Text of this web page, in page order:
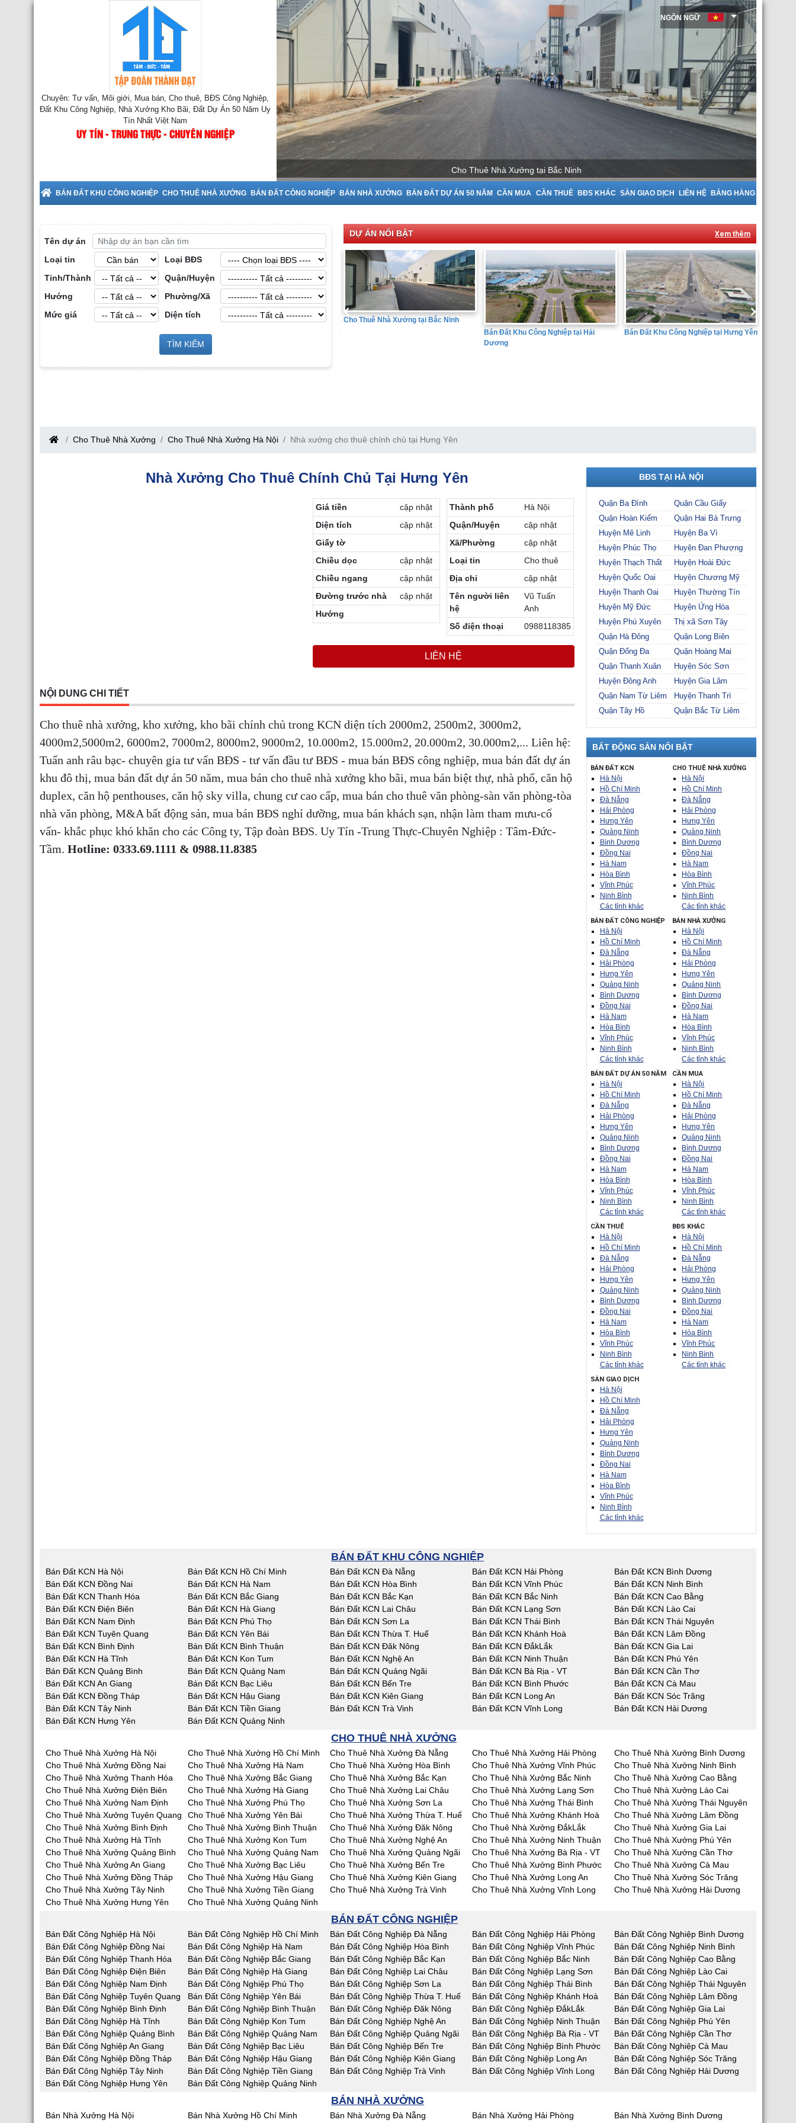
Chuyên: Tư vấn, Môi giới, Mua bán, Cho thuê, BĐS Công Nghiệp,
Đất Khu Công Nghiệp, Nhà Xưởng Kho Bãi, Đất Dự Án 50 Năm Uy
Tín Nhất Việt Nam
UY TÍN - TRUNG THỰC - CHUYÊN NGHIỆP
Cho Thuê Nhà Xưởng tại Bắc Giang
BÁN ĐẤT KHU CÔNG NGHIỆP CHO THUÊ NHÀ XƯỞNG BÁN ĐẤT CÔNG NGHIỆP BÁN NHÀ XƯỞNG BÁN ĐẤT DỰ ÁN 50 NĂM CẦN MUA CẦN THUÊ BĐS KHÁC SÀN GIAO DỊCH LIÊN HỆ BẢNG HÀNG
NGÔN NGỮ
Tên dự án
Loại tin
Loại BĐS
Tỉnh/Thành
Quận/Huyện
Hướng
Phường/Xã
Mức giá
Diện tích
TÌM KIẾM
DỰ ÁN NỔI BẬT Xem thêm
Cho Thuê Nhà Xưởng tại Hưng Yên
Cho Thuê Nhà Xưởng tại Bắc Ninh
Bán Đất Khu Công Nghiệp tại Hưng Yên
Cho Thuê Nhà Xưởng Cho Thuê Nhà Xưởng Hà Nội Nhà xưởng cho thuê chính chủ tại Hưng Yên
Nhà Xưởng Cho Thuê Chính Chủ Tại Hưng Yên
Giá tiền
cập nhật
Diện tích
cập nhật
Giấy tờ
Chiều dọc
cập nhật
Chiều ngang
cập nhật
Đường trước nhà
cập nhật
Hướng
Thành phố
Hà Nội
Quận/Huyện
cập nhật
Xã/Phường
cập nhật
Loại tin
Cho thuê
Địa chỉ
cập nhật
Tên người liên
hệ
Vũ Tuấn
Anh
Số điện thoại
0988118385
LIÊN HỆ
NỘI DUNG CHI TIẾT
Cho thuê nhà xưởng, kho xưởng, kho bãi chính chủ trong KCN diện tích 2000m2, 2500m2, 3000m2,
4000m2,5000m2, 6000m2, 7000m2, 8000m2, 9000m2, 10.000m2, 15.000m2, 20.000m2, 30.000m2,... Liên hệ:
Tuấn anh râu bạc- chuyên gia tư vấn BĐS - tư vấn đầu tư BĐS - mua bán BĐS công nghiệp, mua bán đất dự án
khu đô thị, mua bán đất dự án 50 năm, mua bán cho thuê nhà xưởng kho bãi, mua bán biệt thự, nhà phố, căn hộ
duplex, căn hộ penthouses, căn hộ sky villa, chung cư cao cấp, mua bán cho thuê văn phòng-sàn văn phòng-tòa
nhà văn phòng, M&A bất động sản, mua bán BĐS nghỉ dưỡng, mua bán khách sạn, nhận làm tham mưu-cố
vấn- khắc phục khó khăn cho các Công ty, Tập đoàn BĐS. Uy Tín -Trung Thực-Chuyên Nghiệp : Tâm-Đức-
Tầm. Hotline: 0333.69.1111 & 0988.11.8385
BĐS TẠI HÀ NỘI
Quận Ba Đình
Quận Cầu Giấy
Quận Hoàn Kiếm
Quận Hai Bà Trưng
Huyện Mê Linh
Huyện Ba Vì
Huyện Phúc Thọ
Huyện Đan Phượng
Huyện Thạch Thất
Huyện Hoài Đức
Huyện Quốc Oai
Huyện Chương Mỹ
Huyện Thanh Oai
Huyện Thường Tín
Huyện Mỹ Đức
Huyện Ứng Hòa
Huyện Phú Xuyên
Thị xã Sơn Tây
Quận Hà Đông
Quận Long Biên
Quận Đống Đa
Quận Hoàng Mai
Quận Thanh Xuân
Huyện Sóc Sơn
Huyện Đông Anh
Huyện Gia Lâm
Quận Nam Từ Liêm
Huyện Thanh Trì
Quận Tây Hồ
Quận Bắc Từ Liêm
BẤT ĐỘNG SẢN NỔI BẬT
BÁN ĐẤT KCN
Hà Nội
Hồ Chí Minh
Đà Nẵng
Hải Phòng
Hưng Yên
Quảng Ninh
Bình Dương
Đồng Nai
Hà Nam
Hòa Bình
Vĩnh Phúc
Ninh Bình
Các tỉnh khác
CHO THUÊ NHÀ XƯỞNG
Hà Nội
Hồ Chí Minh
Đà Nẵng
Hải Phòng
Hưng Yên
Quảng Ninh
Bình Dương
Đồng Nai
Hà Nam
Hòa Bình
Vĩnh Phúc
Ninh Bình
Các tỉnh khác
BÁN ĐẤT CÔNG NGHIỆP
Hà Nội
Hồ Chí Minh
Đà Nẵng
Hải Phòng
Hưng Yên
Quảng Ninh
Bình Dương
Đồng Nai
Hà Nam
Hòa Bình
Vĩnh Phúc
Ninh Bình
Các tỉnh khác
BÁN NHÀ XƯỞNG
Hà Nội
Hồ Chí Minh
Đà Nẵng
Hải Phòng
Hưng Yên
Quảng Ninh
Bình Dương
Đồng Nai
Hà Nam
Hòa Bình
Vĩnh Phúc
Ninh Bình
Các tỉnh khác
BÁN ĐẤT DỰ ÁN 50 NĂM
Hà Nội
Hồ Chí Minh
Đà Nẵng
Hải Phòng
Hưng Yên
Quảng Ninh
Bình Dương
Đồng Nai
Hà Nam
Hòa Bình
Vĩnh Phúc
Ninh Bình
Các tỉnh khác
CẦN MUA
Hà Nội
Hồ Chí Minh
Đà Nẵng
Hải Phòng
Hưng Yên
Quảng Ninh
Bình Dương
Đồng Nai
Hà Nam
Hòa Bình
Vĩnh Phúc
Ninh Bình
Các tỉnh khác
CẦN THUÊ
Hà Nội
Hồ Chí Minh
Đà Nẵng
Hải Phòng
Hưng Yên
Quảng Ninh
Bình Dương
Đồng Nai
Hà Nam
Hòa Bình
Vĩnh Phúc
Ninh Bình
Các tỉnh khác
BĐS KHÁC
Hà Nội
Hồ Chí Minh
Đà Nẵng
Hải Phòng
Hưng Yên
Quảng Ninh
Bình Dương
Đồng Nai
Hà Nam
Hòa Bình
Vĩnh Phúc
Ninh Bình
Các tỉnh khác
SÀN GIAO DỊCH
Hà Nội
Hồ Chí Minh
Đà Nẵng
Hải Phòng
Hưng Yên
Quảng Ninh
Bình Dương
Đồng Nai
Hà Nam
Hòa Bình
Vĩnh Phúc
Ninh Bình
Các tỉnh khác
BÁN ĐẤT KHU CÔNG NGHIỆP
Bán Đất KCN Hà Nội Bán Đất KCN Hồ Chí Minh Bán Đất KCN Đà Nẵng Bán Đất KCN Hải Phòng
Bán Đất KCN Bình Dương
Bán Đất KCN Đồng Nai
Bán Đất KCN Hà Nam Bán Đất KCN Hòa Bình Bán Đất KCN Vĩnh Phúc
Bán Đất KCN Ninh Bình
Bán Đất KCN Thanh Hóa
Bán Đất KCN Bắc Giang Bán Đất KCN Bắc Kạn Bán Đất KCN Bắc Ninh
Bán Đất KCN Cao Bằng
Bán Đất KCN Điện Biên
Bán Đất KCN Hà Giang Bán Đất KCN Lai Châu Bán Đất KCN Lạng Sơn
Bán Đất KCN Lào Cai
Bán Đất KCN Nam Định
Bán Đất KCN Phú Thọ Bán Đất KCN Sơn La Bán Đất KCN Thái Bình
Bán Đất KCN Thái Nguyên
Bán Đất KCN Tuyên Quang
Bán Đất KCN Yên Bái Bán Đất KCN Thừa T. Huế Bán Đất KCN Khánh Hoà
Bán Đất KCN Lâm Đồng
Bán Đất KCN Bình Định
Bán Đất KCN Bình Thuận Bán Đất KCN Đăk Nông Bán Đất KCN ĐắkLắk
Bán Đất KCN Gia Lai
Bán Đất KCN Hà Tĩnh
Bán Đất KCN Kon Tum Bán Đất KCN Nghệ An Bán Đất KCN Ninh Thuận
Bán Đất KCN Phú Yên
Bán Đất KCN Quảng Bình
Bán Đất KCN Quảng Nam Bán Đất KCN Quảng Ngãi Bán Đất KCN Bà Rịa - VT
Bán Đất KCN Cần Thơ
Bán Đất KCN An Giang
Bán Đất KCN Bạc Liêu Bán Đất KCN Bến Tre Bán Đất KCN Bình Phước
Bán Đất KCN Cà Mau
Bán Đất KCN Đồng Tháp
Bán Đất KCN Hậu Giang Bán Đất KCN Kiên Giang Bán Đất KCN Long An
Bán Đất KCN Sóc Trăng
Bán Đất KCN Tây Ninh
Bán Đất KCN Tiền Giang Bán Đất KCN Trà Vinh Bán Đất KCN Vĩnh Long
Bán Đất KCN Hải Dương
Bán Đất KCN Hưng Yên
Bán Đất KCN Quảng Ninh
CHO THUÊ NHÀ XƯỞNG
Cho Thuê Nhà Xưởng Hà Nội Cho Thuê Nhà Xưởng Hồ Chí Minh Cho Thuê Nhà Xưởng Đà Nẵng Cho Thuê Nhà Xưởng Hải Phòng
Cho Thuê Nhà Xưởng Bình Dương
Cho Thuê Nhà Xưởng Đồng Nai
Cho Thuê Nhà Xưởng Hà Nam Cho Thuê Nhà Xưởng Hòa Bình Cho Thuê Nhà Xưởng Vĩnh Phúc
Cho Thuê Nhà Xưởng Ninh Bình
Cho Thuê Nhà Xưởng Thanh Hóa
Cho Thuê Nhà Xưởng Bắc Giang Cho Thuê Nhà Xưởng Bắc Kạn Cho Thuê Nhà Xưởng Bắc Ninh
Cho Thuê Nhà Xưởng Cao Bằng
Cho Thuê Nhà Xưởng Điện Biên
Cho Thuê Nhà Xưởng Hà Giang Cho Thuê Nhà Xưởng Lai Châu Cho Thuê Nhà Xưởng Lạng Sơn
Cho Thuê Nhà Xưởng Lào Cai
Cho Thuê Nhà Xưởng Nam Định
Cho Thuê Nhà Xưởng Phú Thọ Cho Thuê Nhà Xưởng Sơn La Cho Thuê Nhà Xưởng Thái Bình
Cho Thuê Nhà Xưởng Thái Nguyên
Cho Thuê Nhà Xưởng Tuyên Quang
Cho Thuê Nhà Xưởng Yên Bái Cho Thuê Nhà Xưởng Thừa T. Huế Cho Thuê Nhà Xưởng Khánh Hoà
Cho Thuê Nhà Xưởng Lâm Đồng
Cho Thuê Nhà Xưởng Bình Định
Cho Thuê Nhà Xưởng Bình Thuận Cho Thuê Nhà Xưởng Đăk Nông Cho Thuê Nhà Xưởng ĐắkLắk
Cho Thuê Nhà Xưởng Gia Lai
Cho Thuê Nhà Xưởng Hà Tĩnh
Cho Thuê Nhà Xưởng Kon Tum Cho Thuê Nhà Xưởng Nghệ An Cho Thuê Nhà Xưởng Ninh Thuận
Cho Thuê Nhà Xưởng Phú Yên
Cho Thuê Nhà Xưởng Quảng Bình
Cho Thuê Nhà Xưởng Quảng Nam Cho Thuê Nhà Xưởng Quảng Ngãi Cho Thuê Nhà Xưởng Bà Rịa - VT
Cho Thuê Nhà Xưởng Cần Thơ
Cho Thuê Nhà Xưởng An Giang
Cho Thuê Nhà Xưởng Bạc Liêu Cho Thuê Nhà Xưởng Bến Tre Cho Thuê Nhà Xưởng Bình Phước
Cho Thuê Nhà Xưởng Cà Mau
Cho Thuê Nhà Xưởng Đồng Tháp
Cho Thuê Nhà Xưởng Hậu Giang Cho Thuê Nhà Xưởng Kiên Giang Cho Thuê Nhà Xưởng Long An
Cho Thuê Nhà Xưởng Sóc Trăng
Cho Thuê Nhà Xưởng Tây Ninh
Cho Thuê Nhà Xưởng Tiền Giang Cho Thuê Nhà Xưởng Trà Vinh Cho Thuê Nhà Xưởng Vĩnh Long
Cho Thuê Nhà Xưởng Hải Dương
Cho Thuê Nhà Xưởng Hưng Yên
Cho Thuê Nhà Xưởng Quảng Ninh
BÁN ĐẤT CÔNG NGHIỆP
Bán Đất Công Nghiệp Hà Nội Bán Đất Công Nghiệp Hồ Chí Minh Bán Đất Công Nghiệp Đà Nẵng Bán Đất Công Nghiệp Hải Phòng
Bán Đất Công Nghiệp Bình Dương
Bán Đất Công Nghiệp Đồng Nai
Bán Đất Công Nghiệp Hà Nam Bán Đất Công Nghiệp Hòa Bình Bán Đất Công Nghiệp Vĩnh Phúc
Bán Đất Công Nghiệp Ninh Bình
Bán Đất Công Nghiệp Thanh Hóa
Bán Đất Công Nghiệp Bắc Giang Bán Đất Công Nghiệp Bắc Kạn Bán Đất Công Nghiệp Bắc Ninh
Bán Đất Công Nghiệp Cao Bằng
Bán Đất Công Nghiệp Điện Biên
Bán Đất Công Nghiệp Hà Giang Bán Đất Công Nghiệp Lai Châu Bán Đất Công Nghiệp Lạng Sơn
Bán Đất Công Nghiệp Lào Cai
Bán Đất Công Nghiệp Nam Định
Bán Đất Công Nghiệp Phú Thọ Bán Đất Công Nghiệp Sơn La Bán Đất Công Nghiệp Thái Bình
Bán Đất Công Nghiệp Thái Nguyên
Bán Đất Công Nghiệp Tuyên Quang
Bán Đất Công Nghiệp Yên Bái Bán Đất Công Nghiệp Thừa T. Huế Bán Đất Công Nghiệp Khánh Hoà
Bán Đất Công Nghiệp Lâm Đồng
Bán Đất Công Nghiệp Bình Định
Bán Đất Công Nghiệp Bình Thuận Bán Đất Công Nghiệp Đăk Nông Bán Đất Công Nghiệp ĐắkLắk
Bán Đất Công Nghiệp Gia Lai
Bán Đất Công Nghiệp Hà Tĩnh
Bán Đất Công Nghiệp Kon Tum Bán Đất Công Nghiệp Nghệ An Bán Đất Công Nghiệp Ninh Thuận
Bán Đất Công Nghiệp Phú Yên
Bán Đất Công Nghiệp Quảng Bình
Bán Đất Công Nghiệp Quảng Nam Bán Đất Công Nghiệp Quảng Ngãi Bán Đất Công Nghiệp Bà Rịa - VT
Bán Đất Công Nghiệp Cần Thơ
Bán Đất Công Nghiệp An Giang
Bán Đất Công Nghiệp Bạc Liêu Bán Đất Công Nghiệp Bến Tre Bán Đất Công Nghiệp Bình Phước
Bán Đất Công Nghiệp Cà Mau
Bán Đất Công Nghiệp Đồng Tháp
Bán Đất Công Nghiệp Hậu Giang Bán Đất Công Nghiệp Kiên Giang Bán Đất Công Nghiệp Long An
Bán Đất Công Nghiệp Sóc Trăng
Bán Đất Công Nghiệp Tây Ninh
Bán Đất Công Nghiệp Tiền Giang Bán Đất Công Nghiệp Trà Vinh Bán Đất Công Nghiệp Vĩnh Long
Bán Đất Công Nghiệp Hải Dương
Bán Đất Công Nghiệp Hưng Yên
Bán Đất Công Nghiệp Quảng Ninh
BÁN NHÀ XƯỞNG
Bán Nhà Xưởng Hà Nội Bán Nhà Xưởng Hồ Chí Minh Bán Nhà Xưởng Đà Nẵng Bán Nhà Xưởng Hải Phòng Bán Nhà Xưởng Bình Dương